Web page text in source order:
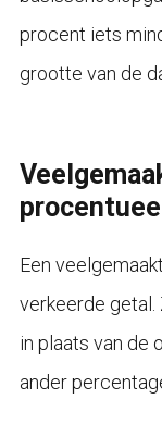
procent iets
grootte van de
Een
verkeerde getal.
in plaats van de
ander